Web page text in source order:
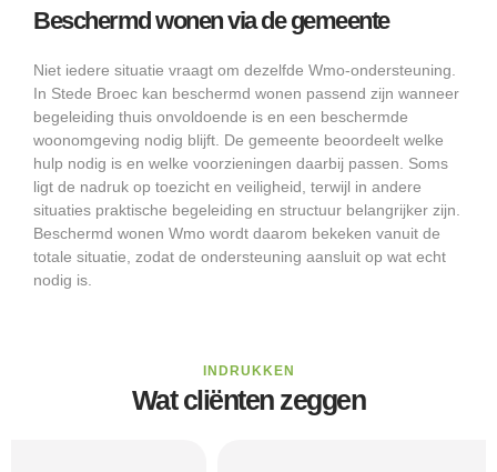
Beschermd wonen via de gemeente
Niet iedere situatie vraagt om dezelfde Wmo-ondersteuning.
In Stede Broec kan beschermd wonen passend zijn wanneer
begeleiding thuis onvoldoende is en een beschermde
woonomgeving nodig blijft. De gemeente beoordeelt welke
hulp nodig is en welke voorzieningen daarbij passen. Soms
ligt de nadruk op toezicht en veiligheid, terwijl in andere
situaties praktische begeleiding en structuur belangrijker zijn.
Beschermd wonen Wmo wordt daarom bekeken vanuit de
totale situatie, zodat de ondersteuning aansluit op wat echt
nodig is.
INDRUKKEN
Wat cliënten zeggen